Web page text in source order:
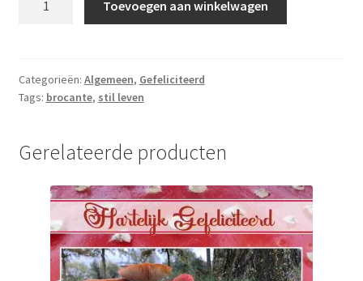
harte
gefeliciteerd
Toevoegen aan winkelwagen
Categorieën: Algemeen, Gefeliciteerd
Tags: brocante, stil leven
Gerelateerde producten